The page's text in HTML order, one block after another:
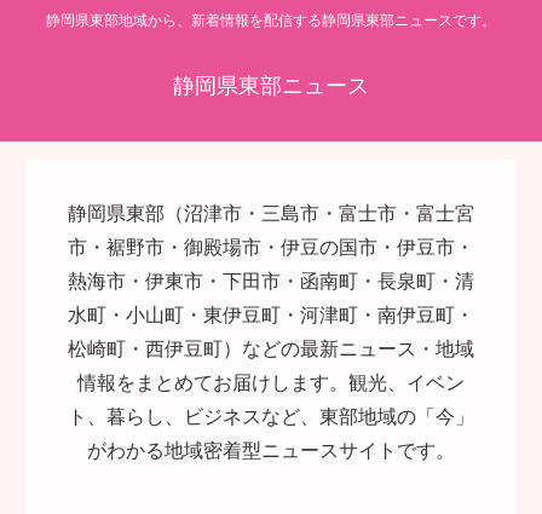
静岡県東部地域から、新着情報を配信する静岡県東部ニュースです。
静岡県東部ニュース
静岡県東部（沼津市・三島市・富士市・富士宮
市・裾野市・御殿場市・伊豆の国市・伊豆市・
熱海市・伊東市・下田市・函南町・長泉町・清
水町・小山町・東伊豆町・河津町・南伊豆町・
松崎町・西伊豆町）などの最新ニュース・地域
情報をまとめてお届けします。観光、イベン
ト、暮らし、ビジネスなど、東部地域の「今」
がわかる地域密着型ニュースサイトです。